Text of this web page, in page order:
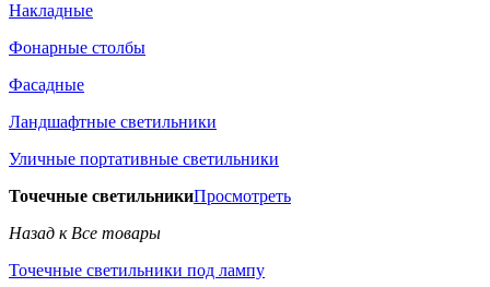
Накладные
Фонарные столбы
Фасадные
Ландшафтные светильники
Уличные портативные светильники
Точечные светильникиПросмотреть
Назад к Все товары
Точечные светильники под лампу